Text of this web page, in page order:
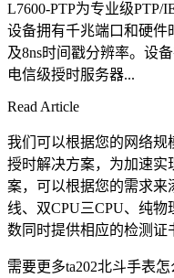
L7600-PTP为专业级PTP/
设备拥有千兆端口和硬件
及8ns时间戳分辨率。设
电信级授时服务器...
Read Article
我们可以根据您的网络规
授时解决方案，为加速实
案，可以根据您的需求来
线、双CPU三CPU、纯
数同时提供相应的检测证
需要更多ta202北斗手表